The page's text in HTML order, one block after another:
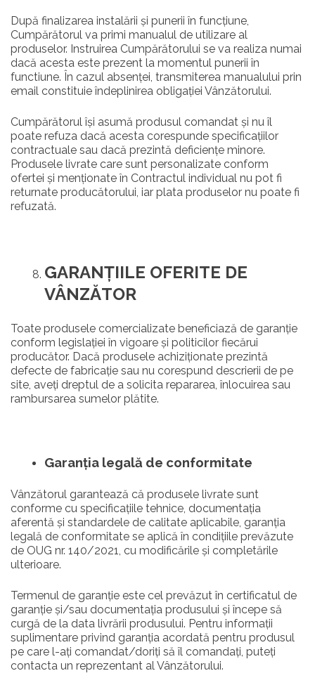
După finalizarea instalării și punerii în funcțiune,
Cumpărătorul va primi manualul de utilizare al
produselor. Instruirea Cumpărătorului se va realiza numai
dacă acesta este prezent la momentul punerii în
functiune. În cazul absenței, transmiterea manualului prin
email constituie îndeplinirea obligației Vânzătorului.
Cumpărătorul își asumă produsul comandat și nu îl
poate refuza dacă acesta corespunde specificațiilor
contractuale sau dacă prezintă deficiențe minore.
Produsele livrate care sunt personalizate conform
ofertei și menționate în Contractul individual nu pot fi
returnate producătorului, iar plata produselor nu poate fi
refuzată.
GARANȚIILE OFERITE DE
VÂNZĂTOR
Toate produsele comercializate beneficiază de garanție
conform legislației în vigoare și politicilor fiecărui
producător. Dacă produsele achiziționate prezintă
defecte de fabricație sau nu corespund descrierii de pe
site, aveți dreptul de a solicita repararea, înlocuirea sau
rambursarea sumelor plătite.
Garanția legală de conformitate
Vânzătorul garantează că produsele livrate sunt
conforme cu specificațiile tehnice, documentația
aferentă și standardele de calitate aplicabile, garanția
legală de conformitate se aplică în condițiile prevăzute
de OUG nr. 140/2021, cu modificările și completările
ulterioare.
Termenul de garanție este cel prevăzut în certificatul de
garanție și/sau documentația produsului și începe să
curgă de la data livrării produsului. Pentru informații
suplimentare privind garanția acordată pentru produsul
pe care l-ați comandat/doriți să îl comandați, puteți
contacta un reprezentant al Vânzătorului.